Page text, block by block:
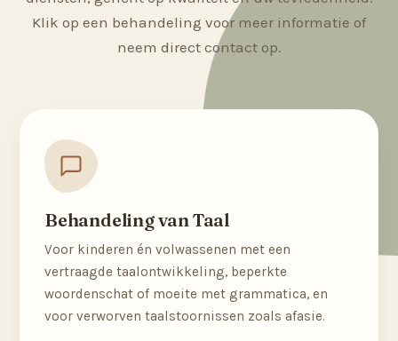
Klik op een behandeling voor meer informatie of
neem direct contact op.
Behandeling van Taal
Voor kinderen én volwassenen met een
vertraagde taalontwikkeling, beperkte
woordenschat of moeite met grammatica, en
voor verworven taalstoornissen zoals afasie.